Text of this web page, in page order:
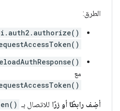
الطرق:
مع
أضِف رابطًا أو زرًا للاتصال بـ